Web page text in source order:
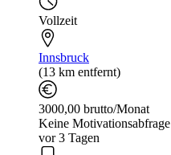
Vollzeit
Innsbruck
(13 km entfernt)
3000,00 brutto/Monat
Keine Motivationsabfrage
vor 3 Tagen